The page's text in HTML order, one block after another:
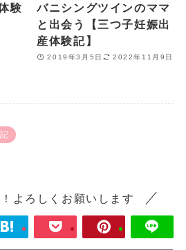
よろしくお願いします
験
バニシングツインのママ
と出会う【三つ子妊娠出
産体験記】
2019年3月5日 2022年11月9日